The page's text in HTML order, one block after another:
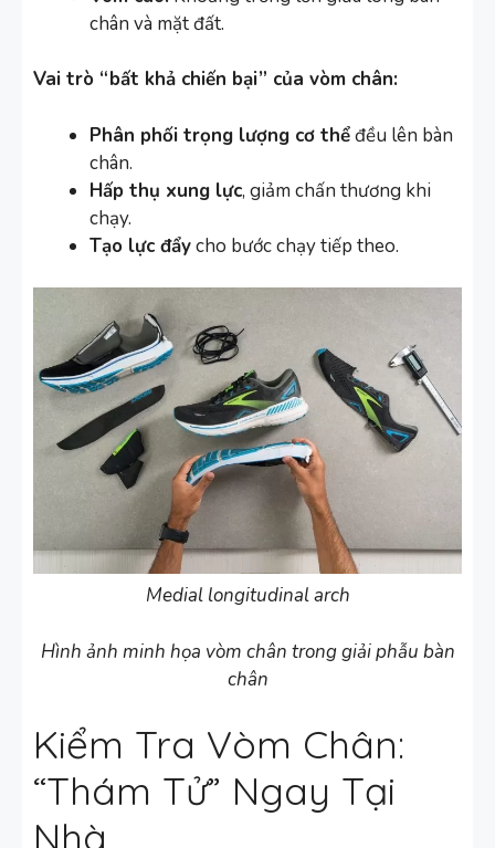
chân và mặt đất.
Vai trò “bất khả chiến bại” của vòm chân:
Phân phối trọng lượng cơ thểđều lên bàn
chân.
Hấp thụ xung lực, giảm chấn thương khi
chạy.
Tạo lực đẩycho bước chạy tiếp theo.
Medial longitudinal arch
Hình ảnh minh họa vòm chân trong giải phẫu bàn
chân
Kiểm Tra Vòm Chân:
“Thám Tử” Ngay Tại
Nhà